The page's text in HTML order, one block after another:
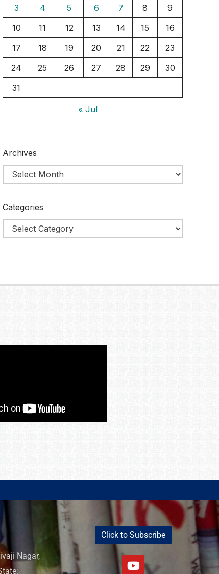
3
4 5 6 7 8
9
10
11 12 13 14 15
16
17
18 19 20 21 22
23
24
25 26 27 28 29
30
31
« Jul
Archives
Categories
Nagar,
Click to Subscribe